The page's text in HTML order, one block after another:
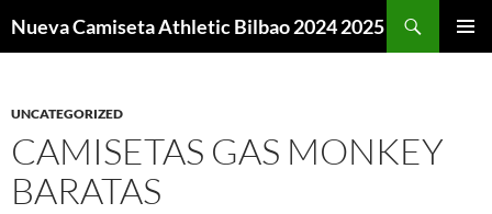
Nueva Camiseta Athletic Bilbao 2024 2025
UNCATEGORIZED
CAMISETAS GAS MONKEY
BARATAS